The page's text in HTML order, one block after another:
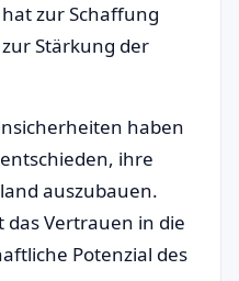
zur Schaffung
Stärkung der
haben
ihre
auszubauen.
das Vertrauen in die
Potenzial des